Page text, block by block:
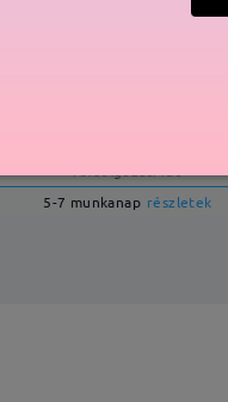
feldolgozási idő
5-7 munkanap részletek